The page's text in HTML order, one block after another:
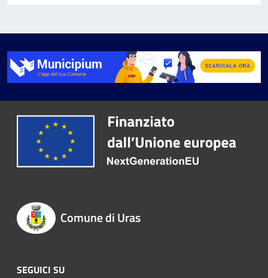
Comune di Uras
SEGUICI SU